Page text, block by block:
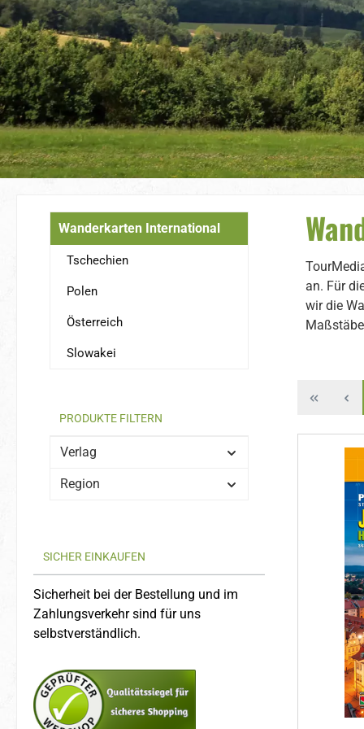
Wanderkarten International
Tschechien
Polen
Österreich
Slowakei
PRODUKTE FILTERN
Verlag
Region
SICHER EINKAUFEN
Sicherheit bei der Bestellung und im
Zahlungsverkehr sind für uns
selbstverständlich.
an. Für
wir die